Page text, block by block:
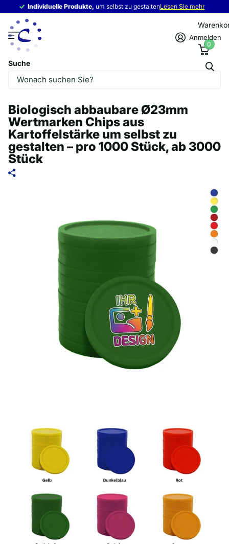
Individuelle Produkte, um selbst zu gestaltenLesen Sie mehr
Individuelle Produkte,
Suche
Anmelden
0
Biologisch abbaubare Ø23mm
Wertmarken Chips aus
Kartoffelstärke um selbst zu
gestalten – pro 1000 Stück, ab 3000
Stück